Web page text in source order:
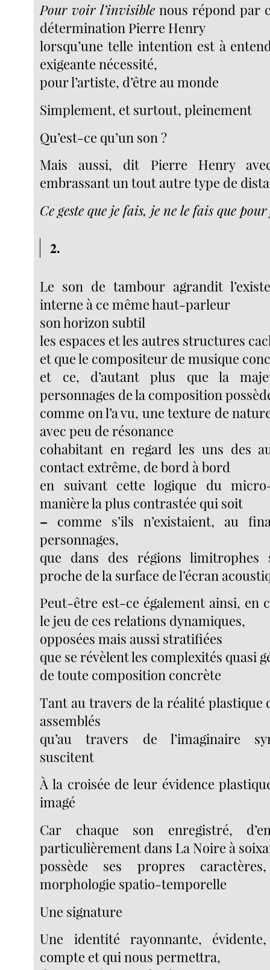
Pour voir l’invisible nous répond par
détermination Pierre Henry
lorsqu’une telle intention est à
exigeante nécessité,
pour l’artiste, d’être au monde
Simplement, et surtout, pleinement
Qu’est-ce qu’un son ?
Mais aussi, dit Pierre Henry
embrassant un tout autre type de
Ce geste que je fais, je ne le fais que
2.
Le son de tambour agrandit
interne à ce même haut-parleur
son horizon subtil
les espaces et les autres structures
et que le compositeur de musique
et ce, d’autant plus que la
personnages de la composition
comme on l’a vu, une texture de
avec peu de résonance
cohabitant en regard les uns des
contact extrême, de bord à bord
en suivant cette logique du
manière la plus contrastée qui soit
– comme s’ils n’existaient, au
personnages,
que dans des régions limitrophes
proche de la surface de l’écran
Peut-être est-ce également ainsi, en
le jeu de ces relations dynamiques,
opposées mais aussi stratifiées
que se révèlent les complexités quasi
de toute composition concrète
Tant au travers de la réalité plastique
assemblés
qu’au travers de l’imaginaire
suscitent
À la croisée de leur évidence
imagé
Car chaque son enregistré,
particulièrement dans La Noire à
possède ses propres
morphologie spatio-temporelle
Une signature
Une identité rayonnante,
compte et qui nous permettra,